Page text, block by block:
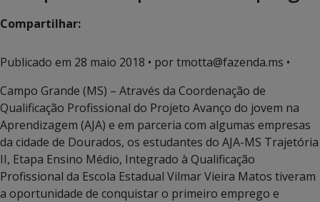
Compartilhar:
Publicado em 28 maio 2018 • por tmotta@fazenda.ms •
Campo Grande (MS) – Através da Coordenação de
Qualificação Profissional do Projeto Avanço do jovem na
Aprendizagem (AJA) e em parceria com algumas empresas
da cidade de Dourados, os estudantes do AJA-MS Trajetória
II, Etapa Ensino Médio, Integrado à Qualificação
Profissional da Escola Estadual Vilmar Vieira Matos tiveram
a oportunidade de conquistar o primeiro emprego e